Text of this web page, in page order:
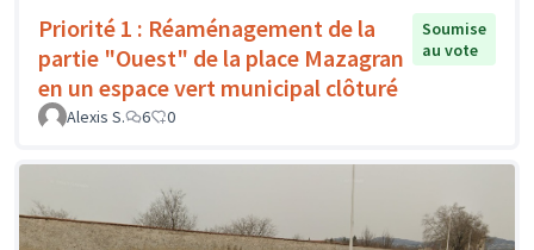
Priorité 1 : Réaménagement de la
partie "Ouest" de la place Mazagran
en un espace vert municipal clôturé
Soumise
au vote
Alexis S. 6 0